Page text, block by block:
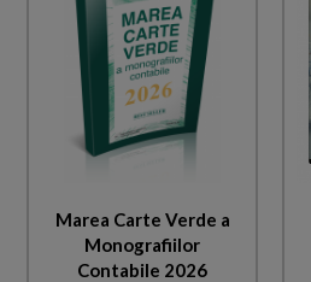
Marea Carte Verde a
Monografiilor
Contabile 2026